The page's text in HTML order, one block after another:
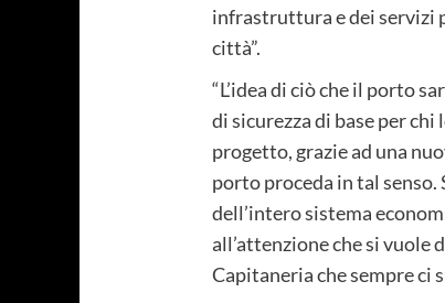
infrastruttura e dei servizi
città”.
“L’idea di ciò che il porto
di sicurezza di base per
progetto, grazie ad una
porto proceda in tal
dell’intero sistema
all’attenzione che si vuole
Capitaneria che sempre ci